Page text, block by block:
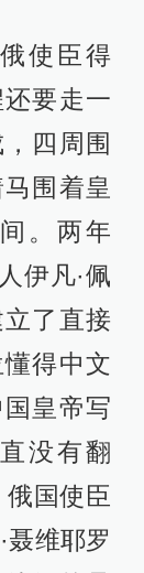
使臣得
要走一
四周围
围着皇
。两年
伊凡·佩
了直接
得中文
皇帝写
没有翻
国使臣
聂维耶罗